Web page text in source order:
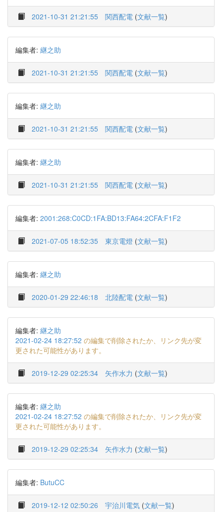
2021-10-31 21:21:55 関西配電 (文献一覧)
編集者: 継之助
2021-10-31 21:21:55 関西配電 (文献一覧)
編集者: 継之助
2021-10-31 21:21:55 関西配電 (文献一覧)
編集者: 継之助
2021-10-31 21:21:55 関西配電 (文献一覧)
編集者: 2001:268:C0CD:1FA:BD13:FA64:2CFA:F1F2
2021-07-05 18:52:35 東京電燈 (文献一覧)
編集者: 継之助
2020-01-29 22:46:18 北陸配電 (文献一覧)
編集者: 継之助
2021-02-24 18:27:52 の編集で削除されたか、リンク先が変
更された可能性があります。
2019-12-29 02:25:34 矢作水力 (文献一覧)
編集者: 継之助
2021-02-24 18:27:52 の編集で削除されたか、リンク先が変
更された可能性があります。
2019-12-29 02:25:34 矢作水力 (文献一覧)
編集者: ButuCC
2019-12-12 02:50:26 宇治川電気 (文献一覧)